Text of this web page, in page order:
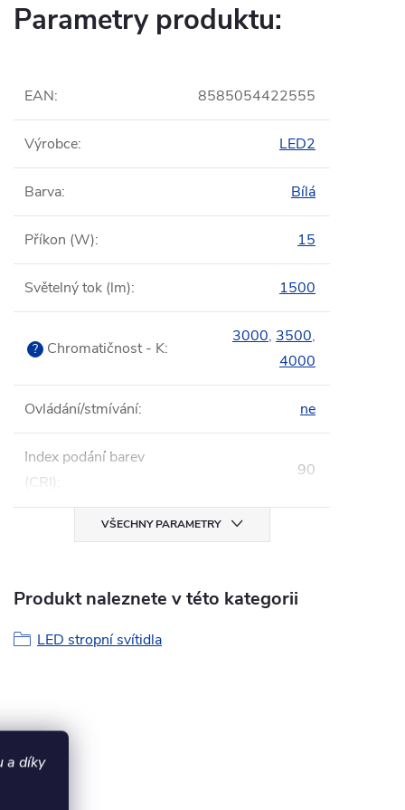
a díky
Parametry produktu:
EAN: 8585054422555
Výrobce: LED2
Barva: Bílá
Příkon (W): 15
Světelný tok (lm): 1500
? Chromatičnost - K:
3000, 3500,
4000
Ovládání/stmívání: ne
Index podání barev
(CRI):
90
VŠECHNY PARAMETRY
Produkt naleznete v této kategorii
LED stropní svítidla